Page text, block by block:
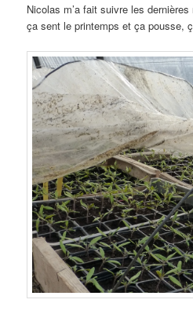
Nicolas m’a fait suivre les
ça sent le printemps et ça pousse,